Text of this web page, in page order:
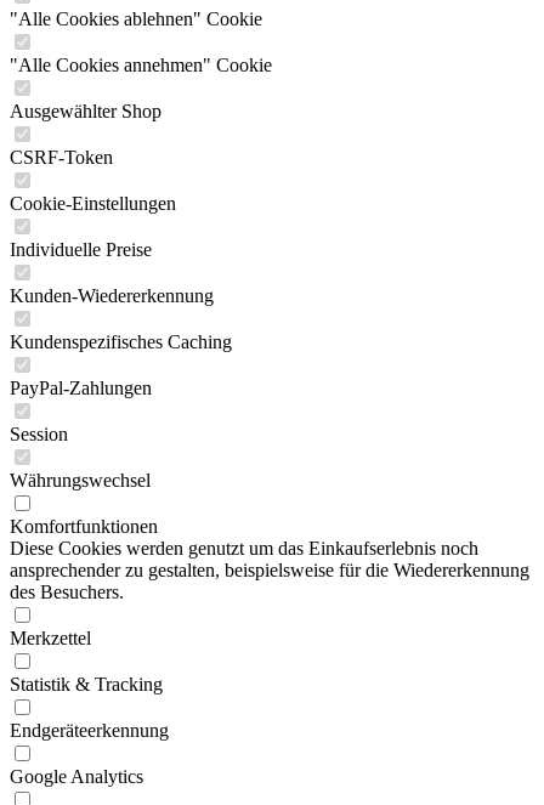
"Alle Cookies ablehnen" Cookie
"Alle Cookies annehmen" Cookie
Ausgewählter Shop
CSRF-Token
Cookie-Einstellungen
Individuelle Preise
Kunden-Wiedererkennung
Kundenspezifisches Caching
PayPal-Zahlungen
Session
Währungswechsel
Komfortfunktionen
Diese Cookies werden genutzt um das Einkaufserlebnis noch
ansprechender zu gestalten, beispielsweise für die Wiedererkennung
des Besuchers.
Merkzettel
Statistik & Tracking
Endgeräteerkennung
Google Analytics